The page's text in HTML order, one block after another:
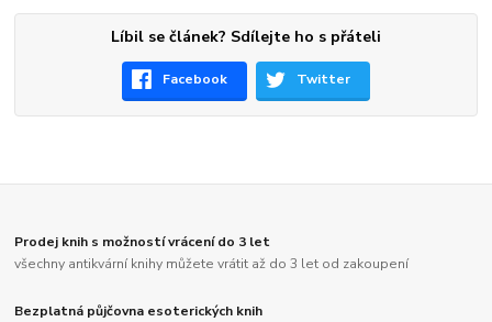
Líbil se článek? Sdílejte ho s přáteli
Facebook Twitter
Prodej knih s možností vrácení do 3 let
všechny antikvární knihy můžete vrátit až do 3 let od zakoupení
Bezplatná půjčovna esoterických knih